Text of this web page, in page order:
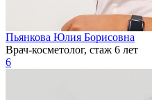
Пьянкова Юлия Борисовна
Врач-косметолог, стаж 6 лет
6